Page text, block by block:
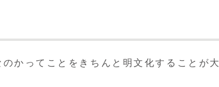
かってことをきちんと明文化することが大